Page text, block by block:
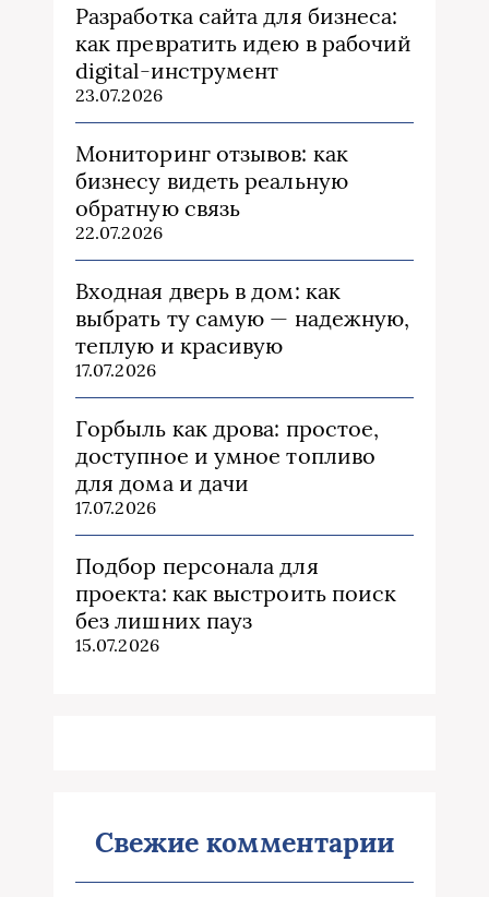
Разработка сайта для бизнеса:
как превратить идею в рабочий
digital-инструмент
23.07.2026
Мониторинг отзывов: как
бизнесу видеть реальную
обратную связь
22.07.2026
Входная дверь в дом: как
выбрать ту самую — надежную,
теплую и красивую
17.07.2026
Горбыль как дрова: простое,
доступное и умное топливо
для дома и дачи
17.07.2026
Подбор персонала для
проекта: как выстроить поиск
без лишних пауз
15.07.2026
Свежие комментарии